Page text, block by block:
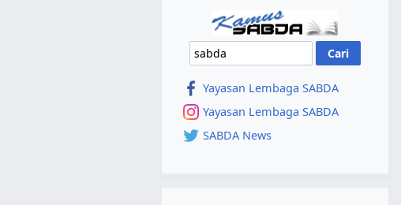
Yayasan Lembaga SABDA
Yayasan Lembaga SABDA
SABDA News